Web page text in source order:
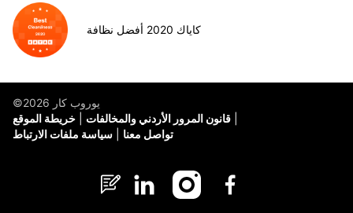
كاياك 2020 أفضل نظافة
©يوروب كار 2026
خريطة الموقع
قانون المرور الأردني والمخالفات
سياسة ملفات الارتباط
تواصل معنا